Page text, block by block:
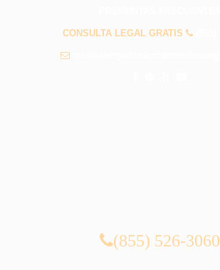
CONSULTA LEGAL GRATIS
(855) 526-3060